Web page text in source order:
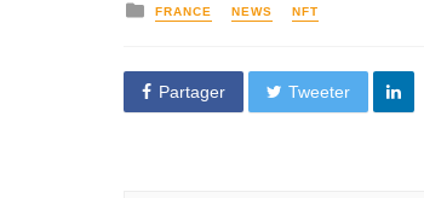
FRANCE NEWS NFT
Partager Tweeter